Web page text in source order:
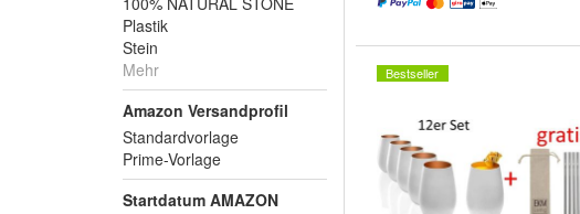
Plastik
Stein
Mehr
Amazon Versandprofil
Standardvorlage
Prime-Vorlage
Startdatum AMAZON
Bestseller